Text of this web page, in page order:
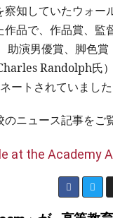
察知していたウォー
作品で、作品賞、監
助演男優賞、脚色
Randolph氏
ートされていました
ニュース記事をご
at the Academy